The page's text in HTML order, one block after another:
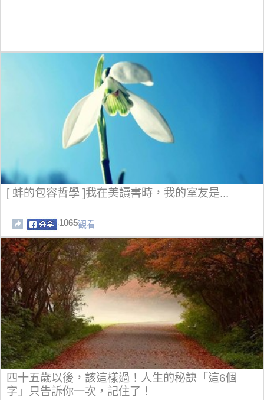
[ 蚌的包容哲學 ]我在美讀書時，我的室友是...
1065觀看
四十五歲以後，該這樣過！人生的秘訣「這6個
字」只告訴你一次，記住了！